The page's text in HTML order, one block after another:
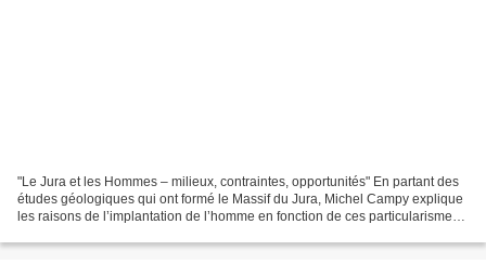
"Le Jura et les Hommes – milieux, contraintes, opportunités" En partant des
études géologiques qui ont formé le Massif du Jura, Michel Campy explique
les raisons de l’implantation de l’homme en fonction de ces particularismes